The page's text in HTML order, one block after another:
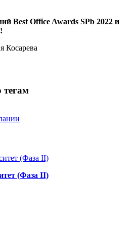
Best Office Awards SPb 2022 и
Косарева
тегам
(Фаза II)